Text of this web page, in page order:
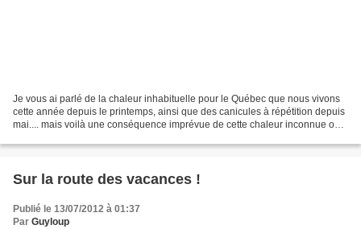
Je vous ai parlé de la chaleur inhabituelle pour le Québec que nous vivons
cette année depuis le printemps, ainsi que des canicules à répétition depuis
mai.... mais voilà une conséquence imprévue de cette chaleur inconnue ou
Sur la route des vacances !
Publié le 13/07/2012 à 01:37
Par Guyloup